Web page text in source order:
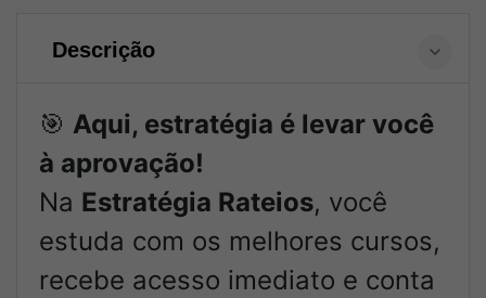
Descrição
🎯 Aqui, estratégia é levar você
à aprovação!
Na Estratégia Rateios, você
estuda com os melhores cursos,
recebe acesso imediato e conta